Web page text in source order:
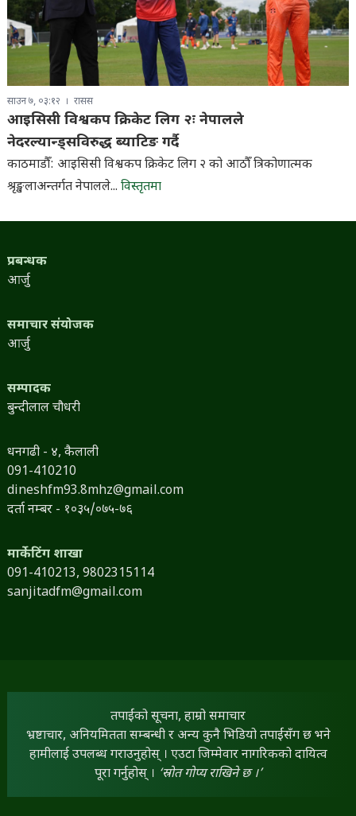
साउन ७, ०३:१२ रासस
आइसिसी विश्वकप क्रिकेट लिग २ः नेपालले
नेदरल्यान्ड्सविरुद्ध ब्याटिङ गर्दै
काठमाडौँ: आइसिसी विश्वकप क्रिकेट लिग २ को आठौँ त्रिकोणात्मक
श्रृङ्खलाअन्तर्गत नेपालले... विस्तृतमा
प्रबन्धक
आर्जु
समाचार संयोजक
आर्जु
सम्पादक
बुन्दीलाल चौधरी
धनगढी - ४, कैलाली
091-410210
dineshfm93.8mhz@gmail.com
दर्ता नम्बर - १०३५/०७५-७६
मार्केटिंग शाखा
091-410213, 9802315114
sanjitadfm@gmail.com
तपाईंको सूचना, हाम्रो समाचार
भ्रष्टाचार, अनियमितता सम्बन्धी र अन्य कुनै भिडियो तपाईंसँग छ भने
हामीलाई उपलब्ध गराउनुहोस् । एउटा जिम्मेवार नागरिकको दायित्व
पूरा गर्नुहोस् । ‘स्रोत गोप्य राखिने छ ।’